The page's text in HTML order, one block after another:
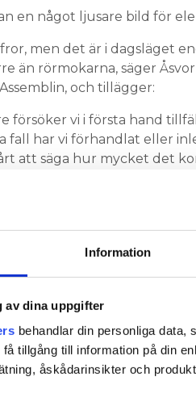
Information
av dina uppgifter
behandlar din personliga data,
tillgång till information på din
åskådarinsikter och
en något ljusare bild för
men det är i dagsläget
än rörmokarna, säger
och tillägger:
försöker vi i första hand
fall har vi förhandlat eller
att säga hur mycket det
vår verksamhet efter
OCKSÅ HAR
vill inte säga något om
är positiv, då hela
är de klara på central
kunna göra rätt
kommunikationschef på
och att företaget är
om hur många